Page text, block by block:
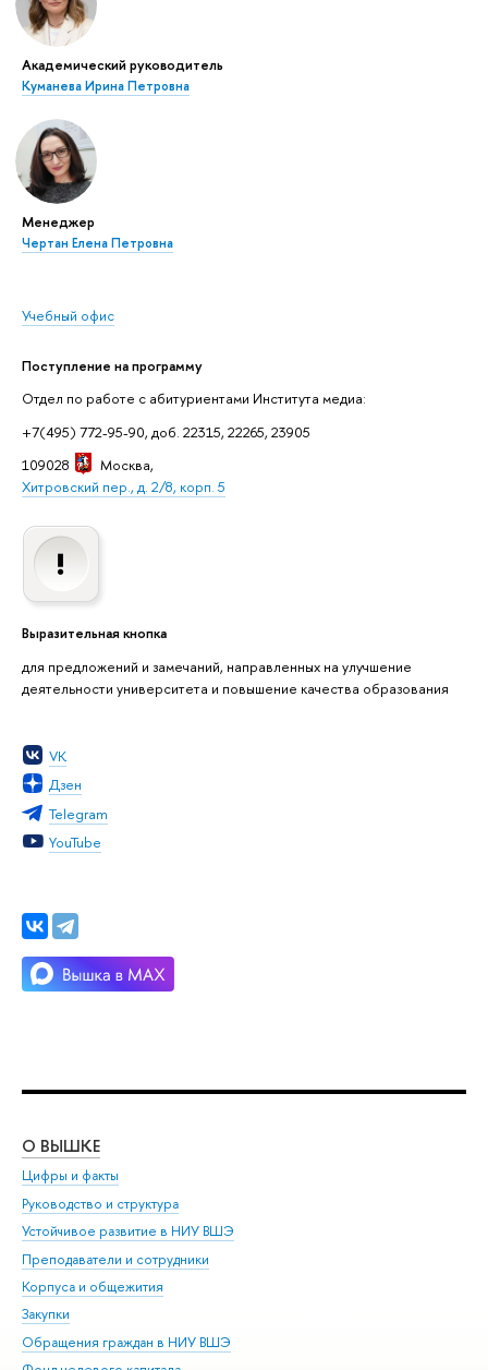
Академический руководитель
Куманева Ирина Петровна
Менеджер
Чертан Елена Петровна
Учебный офис
Поступление на программу
Отдел по работе с абитуриентами Института медиа:
+7(495) 772-95-90, доб. 22315, 22265, 23905
109028
Москва,
Хитровский пер., д. 2/8, корп. 5
Выразительная кнопка
для предложений и замечаний, направленных на улучшение
деятельности университета и повышение качества образования
VK
Дзен
Telegram
YouTube
О ВЫШКЕ
Цифры и факты
Руководство и структура
Устойчивое развитие в НИУ ВШЭ
Преподаватели и сотрудники
Корпуса и общежития
Закупки
Обращения граждан в НИУ ВШЭ